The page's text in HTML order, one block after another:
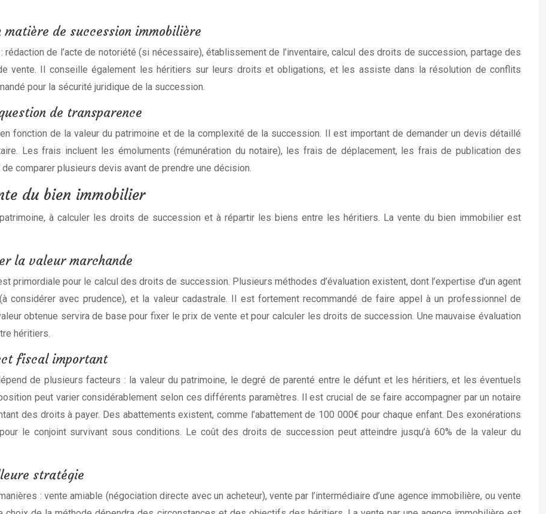
de succession immobilière
de l’acte de notoriété (si nécessaire), établissement de l’inventaire, calcul des droits de succession, partage des
vente. Il conseille également les héritiers sur leurs droits et obligations, et les assiste dans la résolution de conflits
pour la sécurité juridique de la succession.
de transparence
fonction de la valeur du patrimoine et de la complexité de la succession. Il est important de demander un devis détaillé
Les frais incluent les émoluments (rémunération du notaire), les frais de déplacement, les frais de publication des
comparer plusieurs devis avant de prendre une décision.
du bien immobilier
à calculer les droits de succession et à répartir les biens entre les héritiers. La vente du bien immobilier est
la valeur marchande
primordiale pour le calcul des droits de succession. Plusieurs méthodes d’évaluation existent, dont l’expertise d’un agent
considérer avec prudence), et la valeur cadastrale. Il est fortement recommandé de faire appel à un professionnel de
obtenue servira de base pour fixer le prix de vente et pour calculer les droits de succession. Une mauvaise évaluation
héritiers.
fiscal important
de plusieurs facteurs : la valeur du patrimoine, le degré de parenté entre le défunt et les héritiers, et les éventuels
peut varier considérablement selon ces différents paramètres. Il est crucial de se faire accompagner par un notaire
des droits à payer. Des abattements existent, comme l’abattement de 100 000€ pour chaque enfant. Des exonérations
le conjoint survivant sous conditions. Le coût des droits de succession peut atteindre jusqu’à 60% de la valeur du
stratégie
: vente amiable (négociation directe avec un acheteur), vente par l’intermédiaire d’une agence immobilière, ou vente